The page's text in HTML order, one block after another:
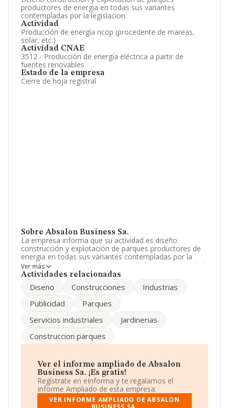
productores de energia en todas sus variantes
contempladas por la legislacion.
Actividad
Producción de energía ncop (procedente de mareas,
solar, etc.)
Actividad CNAE
3512 - Producción de energía eléctrica a partir de
fuentes renovables
Estado de la empresa
Cierre de hoja registral
Sobre Absalon Business Sa.
La empresa informa que su actividad es diseño
construcción y explotación de parques productores de
energia en todas sus variantes contempladas por la
legislación. La sociedad está registrada como Sociedad
Anónima. La actividad de referencia CNAE corresponde
3512. La empresa no tiene actividad en mercados
A98205255, tiene domicilio fiscal en Calle Cardenal
de Ciudad Real, Castilla-la Mancha.
sobre 46.044 compañías, a nivel nacional la facturación
asciende a 23.269 millones de euros y se estima que el
promedio de la facturación entre todas las empresas es
de 505 mil euros. En cuanto a la información relativa a
la provincia de Ciudad Real, en la base de datos de
INFORMA aparecen 402 empresas, cuyas ventas han
Ver más
Actividades relacionadas
Diseno Construcciones
Industrias
Publicidad
Parques
Servicios industriales
Jardinerias
Construccion parques
Ver el informe ampliado de Absalon
Business Sa. ¡Es gratis!
Regístrate en eInforma y te regalamos el
Informe Ampliado de esta empresa.
VER INFORME AMPLIADO DE ABSALON